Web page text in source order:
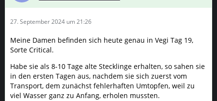
27. September 2024 um 21:26
Meine Damen befinden sich heute genau in Vegi Tag 19,
Sorte Critical.
Habe sie als 8-10 Tage alte Stecklinge erhalten, so sahen sie
in den ersten Tagen aus, nachdem sie sich zuerst vom
Transport, dem zunächst fehlerhaften Umtopfen, weil zu
viel Wasser ganz zu Anfang, erholen mussten.